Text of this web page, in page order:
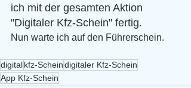
ich mit der gesamten Aktion
"Digitaler Kfz-Schein" fertig.
Nun warte ich auf den Führerschein.
digitalkfz-Scheindigitaler Kfz-Schein
App Kfz-Schein